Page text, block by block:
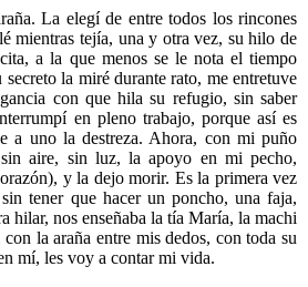
La elegí de entre todos los rincones
mientras tejía, una y otra vez, su hilo de
a la que menos se le nota el tiempo
secreto la miré durante rato, me entretuve
con que hila su refugio, sin saber
en pleno trabajo, porque así es
a uno la destreza. Ahora, con mi puño
aire, sin luz, la apoyo en mi pecho,
y la dejo morir. Es la primera vez
tener que hacer un poncho, una faja,
hilar, nos enseñaba la tía María, la machi
la araña entre mis dedos, con toda su
mí, les voy a contar mi vida.